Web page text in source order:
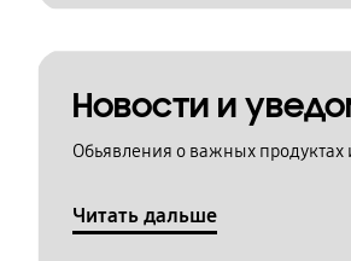
Новости и
Обьявления о важных продуктах
Читать дальше